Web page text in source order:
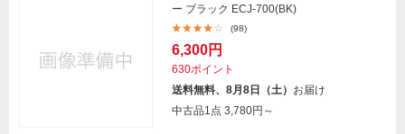
ー ブラック ECJ-700(BK)
(98)
6,300円
630ポイント
送料無料、8月8日（土） お届け
中古品1点 3,780円～